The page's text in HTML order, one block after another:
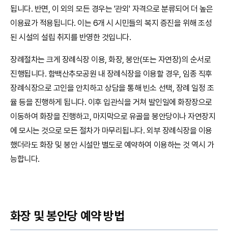
됩니다. 반면, 이 외의 모든 경우는 '관외' 자격으로 분류되어 더 높은
이용료가 적용됩니다. 이는 6개 시 시민들의 복지 증진을 위해 조성
된 시설의 설립 취지를 반영한 것입니다.
장례절차는 크게 장례식장 이용, 화장, 봉안(또는 자연장)의 순서로
진행됩니다. 함백산추모공원 내 장례식장을 이용할 경우, 임종 직후
장례식장으로 고인을 안치하고 상담을 통해 빈소 선택, 장례 일정 조
율 등을 진행하게 됩니다. 이후 입관식을 거쳐 발인일에 화장장으로
이동하여 화장을 진행하고, 마지막으로 유골을 봉안당이나 자연장지
에 모시는 것으로 모든 절차가 마무리됩니다. 외부 장례식장을 이용
했더라도 화장 및 봉안 시설만 별도로 예약하여 이용하는 것 역시 가
능합니다.
화장 및 봉안당 예약 방법